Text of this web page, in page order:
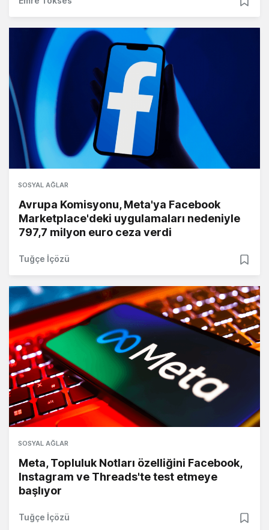
SOSYAL AĞLAR
Avrupa Komisyonu, Meta'ya Facebook
Marketplace'deki uygulamaları nedeniyle
797,7 milyon euro ceza verdi
Tuğçe İçözü
SOSYAL AĞLAR
Meta, Topluluk Notları özelliğini Facebook,
Instagram ve Threads'te test etmeye
başlıyor
Tuğçe İçözü